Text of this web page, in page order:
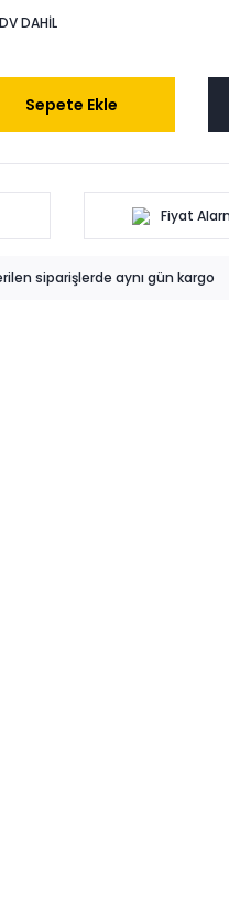
DAHİL
Sepete Ekle
Fiyat
siparişlerde aynı gün kargo